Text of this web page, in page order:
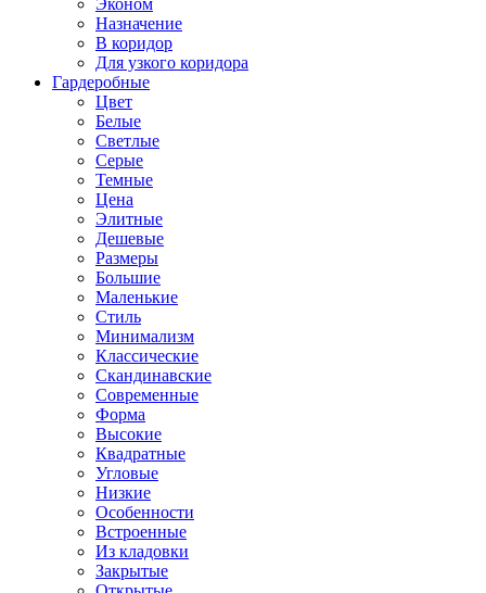
Эконом
Назначение
В коридор
Для узкого коридора
Гардеробные
Цвет
Белые
Светлые
Серые
Темные
Цена
Элитные
Дешевые
Размеры
Большие
Маленькие
Стиль
Минимализм
Классические
Скандинавские
Современные
Форма
Высокие
Квадратные
Угловые
Низкие
Особенности
Встроенные
Из кладовки
Закрытые